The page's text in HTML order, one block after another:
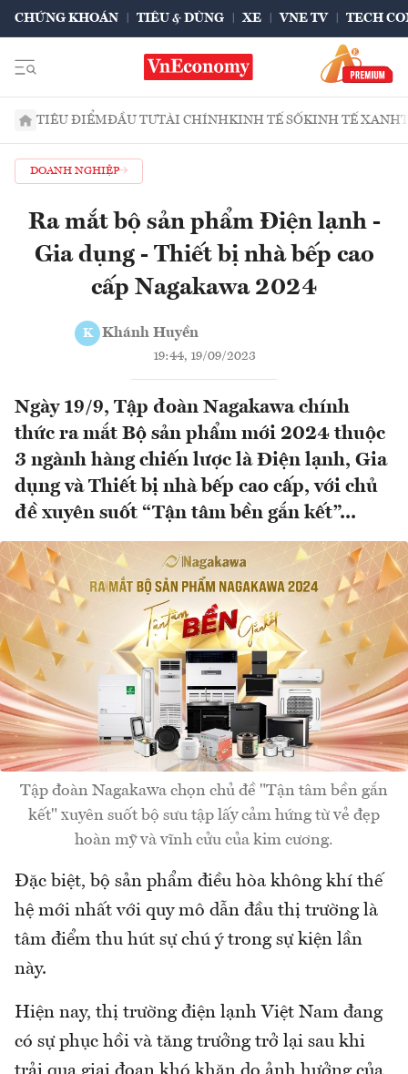
CHỨNG KHOÁN TIÊU & DÙNG XE VNE TV TECH
TIÊU ĐIỂMĐẦU TƯTÀI CHÍNHKINH TẾ SỐKINH TẾ XANH
DOANH NGHIỆP
Ra mắt bộ sản phẩm Điện lạnh -
Gia dụng - Thiết bị nhà bếp cao
cấp Nagakawa 2024
K Khánh Huyền
19:44, 19/09/2023
Ngày 19/9, Tập đoàn Nagakawa chính
thức ra mắt Bộ sản phẩm mới 2024 thuộc
3 ngành hàng chiến lược là Điện lạnh, Gia
dụng và Thiết bị nhà bếp cao cấp, với chủ
đề xuyên suốt “Tận tâm bền gắn kết”...
Tập đoàn Nagakawa chọn chủ đề "Tận tâm bền gắn
kết" xuyên suốt bộ sưu tập lấy cảm hứng từ vẻ đẹp
hoàn mỹ và vĩnh cửu của kim cương.
Đặc biệt, bộ sản phẩm điều hòa không khí thế
hệ mới nhất với quy mô dẫn đầu thị trường là
tâm điểm thu hút sự chú ý trong sự kiện lần
này.
Hiện nay, thị trường điện lạnh Việt Nam đang
có sự phục hồi và tăng trưởng trở lại sau khi